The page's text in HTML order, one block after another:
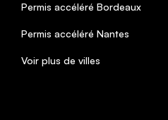
Permis accéléré Bordeaux
Permis accéléré Nantes
Voir plus de villes